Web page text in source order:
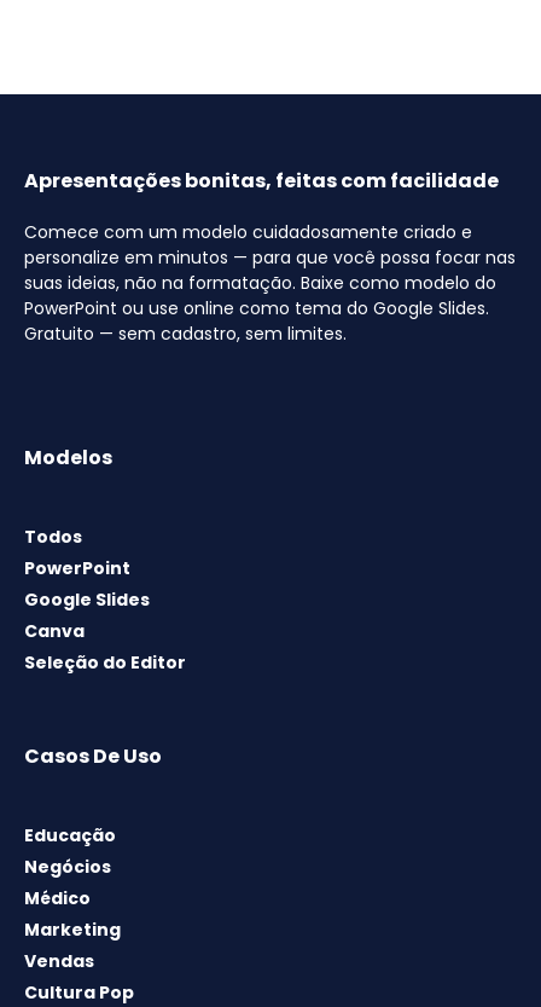
Apresentações bonitas, feitas com facilidade
Comece com um modelo cuidadosamente criado e
personalize em minutos — para que você possa focar nas
suas ideias, não na formatação. Baixe como modelo do
PowerPoint ou use online como tema do Google Slides.
Gratuito — sem cadastro, sem limites.
Modelos
Todos
PowerPoint
Google Slides
Canva
Seleção do Editor
Casos De Uso
Educação
Negócios
Médico
Marketing
Vendas
Cultura Pop